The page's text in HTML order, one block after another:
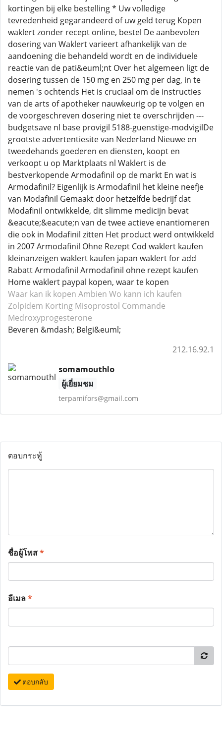
kortingen bij elke bestelling * Uw volledige
tevredenheid gegarandeerd of uw geld terug Kopen
waklert zonder recept online, bestel De aanbevolen
dosering van Waklert varieert afhankelijk van de
aandoening die behandeld wordt en de individuele
reactie van de pati&euml;nt Over het algemeen ligt de
dosering tussen de 150 mg en 250 mg per dag, in te
nemen 's ochtends Het is cruciaal om de instructies
van de arts of apotheker nauwkeurig op te volgen en
de voorgeschreven dosering niet te overschrijden ---
budgetsave nl base provigil 5188-guenstige-modvigilDe
grootste advertentiesite van Nederland Nieuwe en
tweedehands goederen en diensten, koopt en
verkoopt u op Marktplaats nl Waklert is de
bestverkopende Armodafinil op de markt En wat is
Armodafinil? Eigenlijk is Armodafinil het kleine neefje
van Modafinil Gemaakt door hetzelfde bedrijf dat
Modafinil ontwikkelde, dit slimme medicijn bevat
&eacute;&eacute;n van de twee actieve enantiomeren
die ook in Modafinil zitten Het product werd ontwikkeld
in 2007 Armodafinil Ohne Rezept Cod waklert kaufen
kleinanzeigen waklert kaufen japan waklert for add
Rabatt Armodafinil Armodafinil ohne rezept kaufen
Home waklert paypal kopen, waar te kopen
Waar kan ik kopen Ambien Wo kann ich kaufen
Zolpidem Korting Misoprostol Commande
Medroxyprogesterone
Beveren &mdash; Belgi&euml;
212.16.92.1
somamouthlo
ผู้เยี่ยมชม
terpamifors@gmail.com
ตอบกระทู้
ชื่อผู้โพส*
อีเมล*
ตอบกลับ